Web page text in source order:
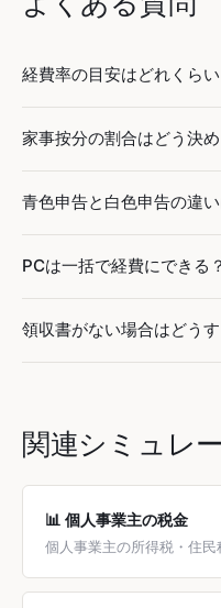
経費率の目安はどれくらい
デザイナー・ライターは
売は65〜75%が一般的で
い場合、税務調査の対象
家事按分の割合はどう決め
です。電気代は時間按分
す。大切なのは「客観的
す。税務調査で聞かれた
ません。
青色申告と白色申告の違い
すが、複式簿記での記帳
済みますが、特別控除は
め、フリーランスには青
務署への届出が必要です。
PCは一括で経費にできる？
例」で一括経費にできま
万円まで）。30万円以上
領収書がない場合はどうす
でも代用可能です。領収
付・金額・相手先・内容
す。7年間の保存義務があ
関連シミュレ
📊 個人事業主の税金
個人事業主の所得税・住民